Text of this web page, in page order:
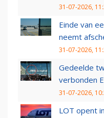
31-07-2026,
Einde van
neemt
31-07-2026,
Gedeelde
verbonden
31-07-2026,
LOT opent